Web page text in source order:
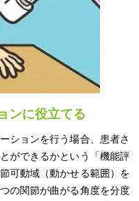
ンに役立てる
ションを行う場合、患者さ
ができるかという「機能評
可動域（動かせる範囲）を
の関節が曲がる角度を分度